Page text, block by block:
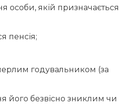
особи, якій призначається
пенсія;
годувальником (за
його безвісно зниклим чи